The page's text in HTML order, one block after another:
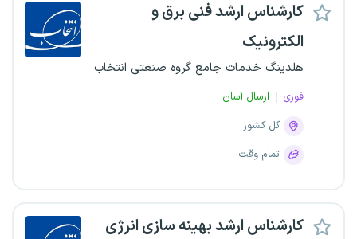
کارشناس ارشد فنی برق و
الکترونیک
هلدینگ خدمات جامع گروه صنعتی انتخاب
فوری
ارسال آسان
کل کشور
تمام وقت
کارشناس ارشد بهینه سازی انرژی